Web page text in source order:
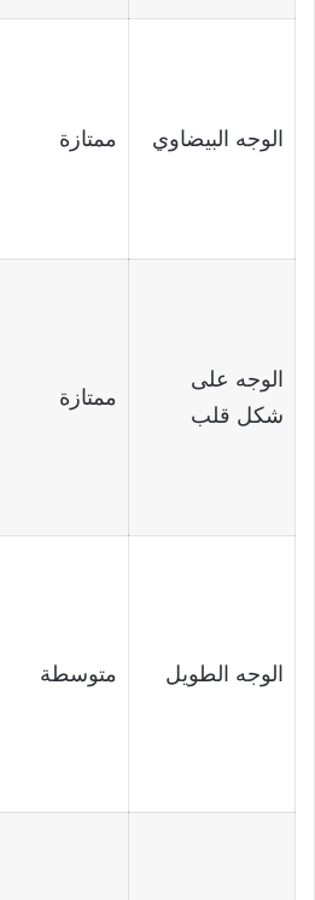
الوجه البيضاوي ممتازة
الوجه على
شكل قلب
ممتازة
الوجه الطويل متوسطة